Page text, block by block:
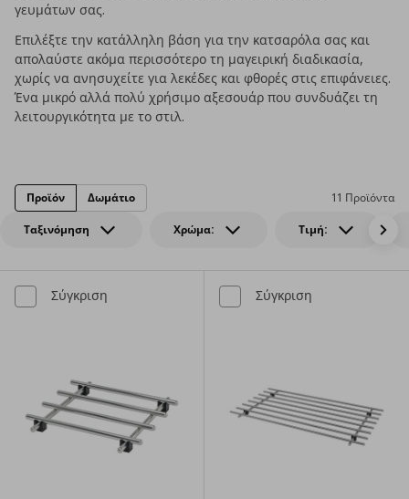
γευμάτων σας.
Επιλέξτε την κατάλληλη βάση για την κατσαρόλα σας και
απολαύστε ακόμα περισσότερο τη μαγειρική διαδικασία,
χωρίς να ανησυχείτε για λεκέδες και φθορές στις επιφάνειες.
Ένα μικρό αλλά πολύ χρήσιμο αξεσουάρ που συνδυάζει τη
λειτουργικότητα με το στιλ.
Ταξινόμηση Χρώμα: Τιμή:
11 Προϊόντα
Προϊόν Δωμάτιο
Σύγκριση Σύγκριση